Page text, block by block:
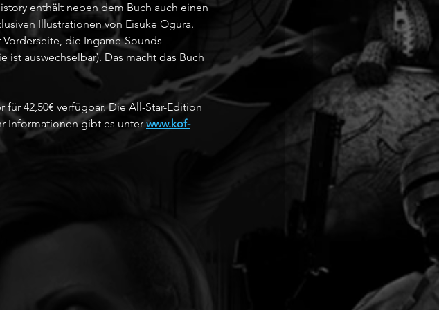
enthält neben dem Buch auch einen
Illustrationen von Eisuke Ogura.
die Ingame-Sounds
auswechselbar). Das macht das Buch
42,50€ verfügbar. Die All-Star-Edition
Informationen gibt es unter www.kof-